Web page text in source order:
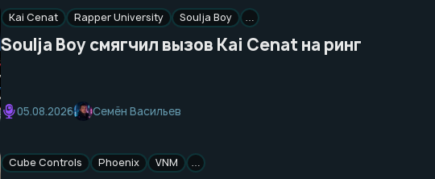
Kai Cenat Rapper University Soulja Boy …
Soulja Boy смягчил вызов Kai Cenat на ринг
05.08.2026 Семён Васильев
Cube Controls Phoenix VNM …